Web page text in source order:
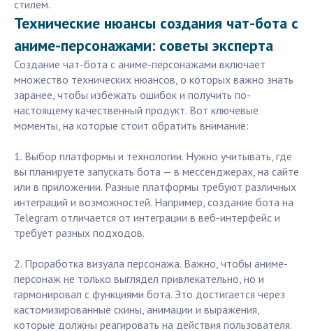
стилем.
Технические нюансы создания чат-бота с
аниме-персонажами: советы эксперта
Создание чат-бота с аниме-персонажами включает
множество технических нюансов, о которых важно знать
заранее, чтобы избежать ошибок и получить по-
настоящему качественный продукт. Вот ключевые
моменты, на которые стоит обратить внимание:
1. Выбор платформы и технологии. Нужно учитывать, где
вы планируете запускать бота — в мессенджерах, на сайте
или в приложении. Разные платформы требуют различных
интеграций и возможностей. Например, создание бота на
Telegram отличается от интеграции в веб-интерфейс и
требует разных подходов.
2. Проработка визуала персонажа. Важно, чтобы аниме-
персонаж не только выглядел привлекательно, но и
гармонировал с функциями бота. Это достигается через
кастомизированные скины, анимации и выражения,
которые должны реагировать на действия пользователя.